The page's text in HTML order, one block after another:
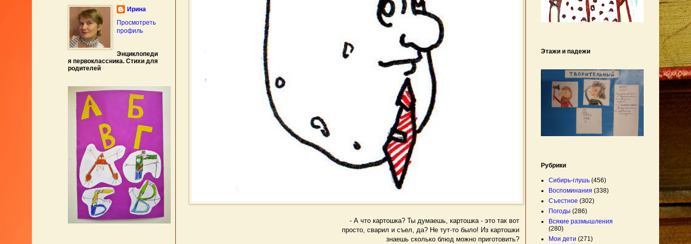
- А что картошка? Ты думаешь, картошка - это так вот
просто, сварил и съел, да? Не тут-то было! Из картошки
знаешь сколько блюд можно приготовить?
Ирина
Просмотреть
профиль
Энциклопеди
я первоклассника. Стихи для
родителей
Этажи и падежи
Рубрики
Сибирь-глушь (456)
Воспоминания (338)
Съестное (302)
Погоды (286)
Всякие размышления
(280)
Мои дети (271)